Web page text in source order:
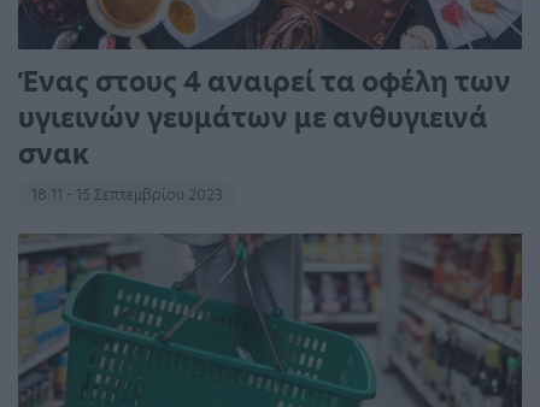
Ένας στους 4 αναιρεί τα οφέλη των
υγιεινών γευμάτων με ανθυγιεινά
σνακ
18:11 - 15 Σεπτεμβρίου 2023